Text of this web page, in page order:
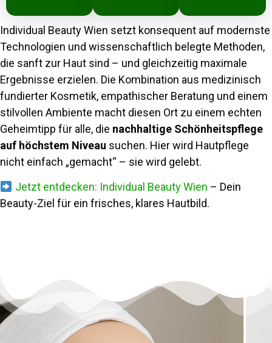
Individual Beauty Wien setzt konsequent auf modernste
Technologien und wissenschaftlich belegte Methoden,
die sanft zur Haut sind – und gleichzeitig maximale
Ergebnisse erzielen. Die Kombination aus medizinisch
fundierter Kosmetik, empathischer Beratung und einem
stilvollen Ambiente macht diesen Ort zu einem echten
Geheimtipp für alle, die nachhaltige Schönheitspflege
auf höchstem Niveau suchen. Hier wird Hautpflege
nicht einfach „gemacht“ – sie wird gelebt.
Jetzt entdecken: Individual Beauty Wien – Dein
Beauty-Ziel für ein frisches, klares Hautbild.